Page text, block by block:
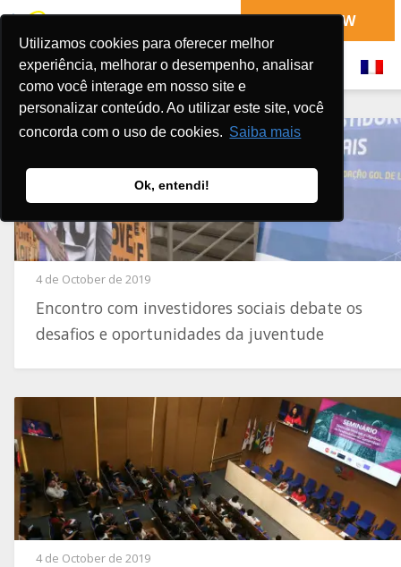
Utilizamos cookies para oferecer melhor
experiência, melhorar o desempenho, analisar
como você interage em nosso site e
personalizar conteúdo. Ao utilizar este site, você
concorda com o uso de cookies. Saiba mais
Ok, entendi!
DONATE NOW
4 de October de 2019
Encontro com investidores sociais debate os
desafios e oportunidades da juventude
4 de October de 2019